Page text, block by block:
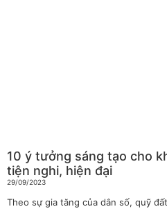
10 ý tưởng sáng tạo cho
tiện nghi, hiện đại
29/09/2023
Theo sự gia tăng của dân số, quỹ